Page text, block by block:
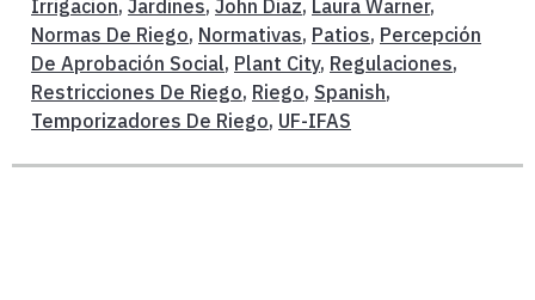
Irrigacion, Jardines, John Diaz, Laura Warner,
Normas De Riego, Normativas, Patios, Percepción
De Aprobación Social, Plant City, Regulaciones,
Restricciones De Riego, Riego, Spanish,
Temporizadores De Riego, UF-IFAS